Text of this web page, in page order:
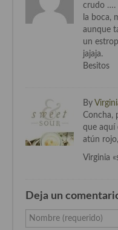
Cocina Japonesa
Cocina Vietnamita
Cocina camboyana
Cocina HIndú
Cocina China
Cocina de Hawái
crudo ….
la boca,
aunque
un
jajaja.
Besitos
By
Concha,
que aquí
atún
Virginia
Deja un
Nombre (requerido)